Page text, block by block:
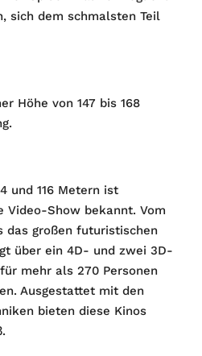
sich dem schmalsten Teil
Höhe von 147 bis 168
und 116 Metern ist
Video-Show bekannt. Vom
das großen futuristischen
über ein 4D- und zwei 3D-
mehr als 270 Personen
Ausgestattet mit den
bieten diese Kinos